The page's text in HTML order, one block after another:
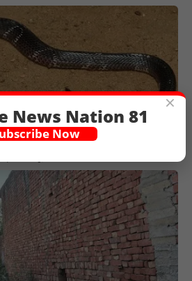
×
News Nation 81
Now